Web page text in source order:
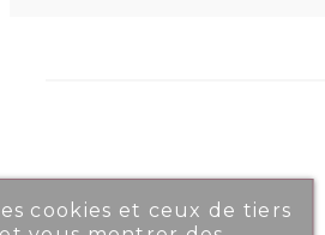
cookies et ceux de tiers